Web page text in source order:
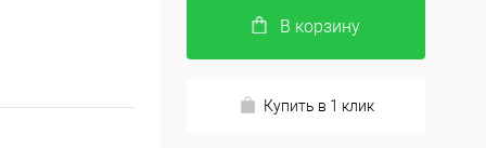
В корзину
Купить в 1 клик